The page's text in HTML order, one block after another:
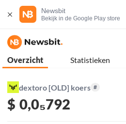
Newsbit
Bekijk in de Google Play store
Overzicht Statistieken
dextoro [OLD] koers #
$ 0,0₅792